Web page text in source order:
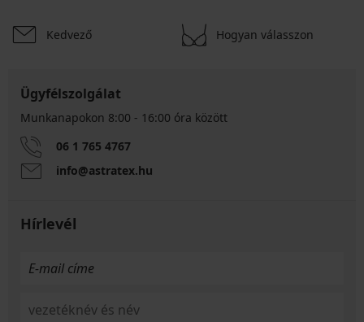
Kedvező Hogyan válasszon
Ügyfélszolgálat
Munkanapokon 8:00 - 16:00 óra között
06 1 765 4767
info@astratex.hu
Hírlevél